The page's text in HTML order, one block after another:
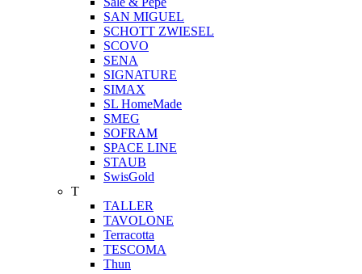
SAN MIGUEL
SCHOTT ZWIESEL
SCOVO
SENA
SIGNATURE
SIMAX
SL HomeMade
SMEG
SOFRAM
SPACE LINE
STAUB
SwisGold
T
TALLER
TAVOLONE
Terracotta
TESCOMA
Thun